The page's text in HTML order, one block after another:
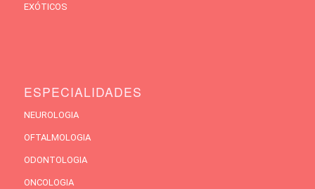
EXÓTICOS
ESPECIALIDADES
NEUROLOGIA
OFTALMOLOGIA
ODONTOLOGIA
ONCOLOGIA